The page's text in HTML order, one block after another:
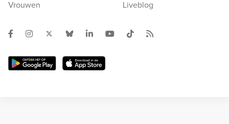
Vrouwen
Liveblog